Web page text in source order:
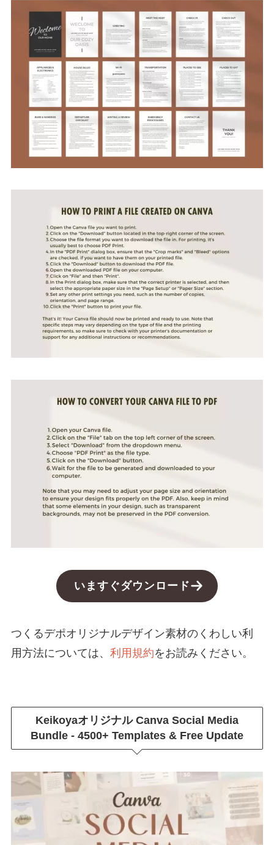
いますぐダウンロード
つくるデポオリジナルデザイン素材のくわしい利
用方法については、 利用規約をお読みください。
Keikoyaオリジナル Canva Social Media
Bundle - 4500+ Templates & Free Update